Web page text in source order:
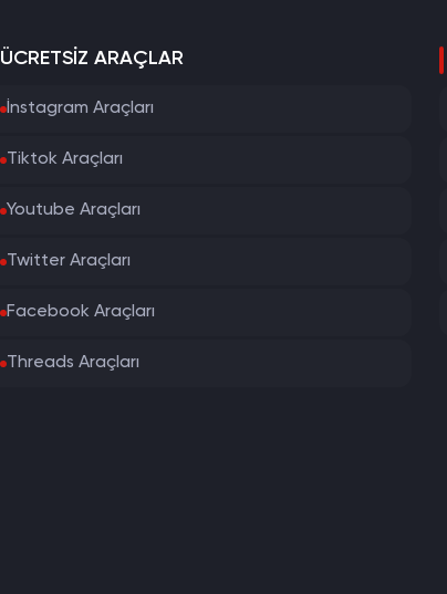
ÜCRETSIZ ARAÇLAR
İnstagram Araçları
Tiktok Araçları
Youtube Araçları
Twitter Araçları
Facebook Araçları
Threads Araçları